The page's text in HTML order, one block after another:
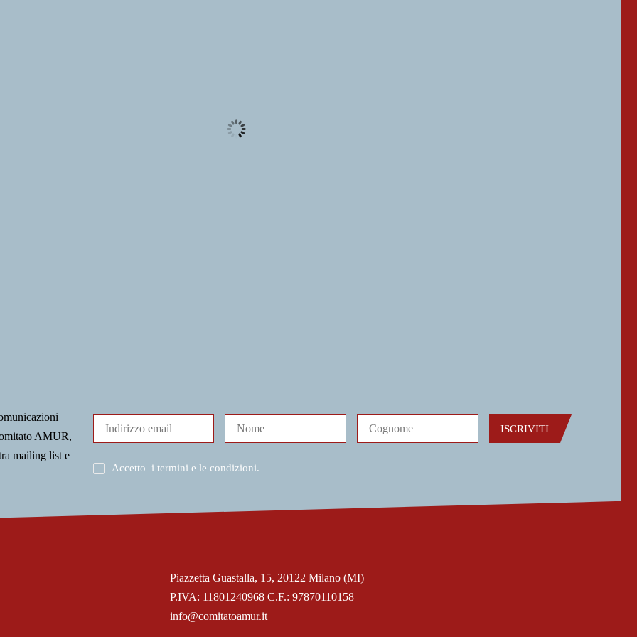
AMUR,
mailing list e
ISCRIVITI
Accetto i termini e le condizioni.
P.IVA: 11801240968 C.F.: 97870110158
Piazzetta Guastalla, 15, 20122 Milano (MI)
info@comitatoamur.it